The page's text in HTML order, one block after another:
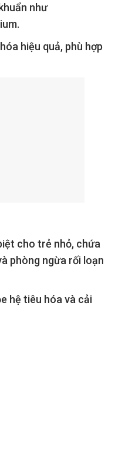
như
hiệu quả, phù hợp
cho trẻ nhỏ, chứa
phòng ngừa rối loạn
hệ tiêu hóa và cải